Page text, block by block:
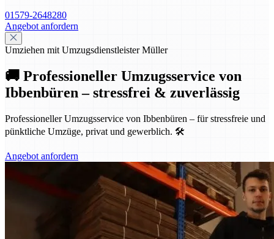
01579-2648280
Angebot anfordern
Umziehen mit Umzugsdienstleister Müller
🚚 Professioneller Umzugsservice von
Ibbenbüren – stressfrei & zuverlässig
Professioneller Umzugsservice von Ibbenbüren – für stressfreie und
pünktliche Umzüge, privat und gewerblich. 🛠️
Angebot anfordern